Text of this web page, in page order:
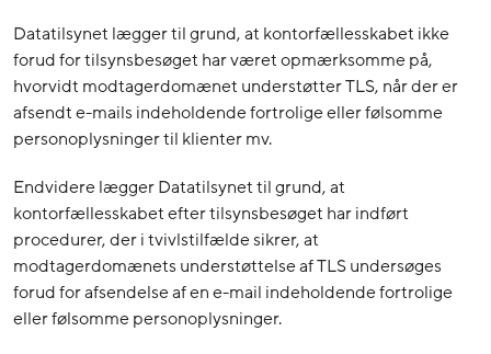
Datatilsynet lægger til grund, at kontorfællesskabet ikke
forud for tilsynsbesøget har været opmærksomme på,
hvorvidt modtagerdomænet understøtter TLS, når der er
afsendt e-mails indeholdende fortrolige eller følsomme
personoplysninger til klienter mv.
Endvidere lægger Datatilsynet til grund, at
kontorfællesskabet efter tilsynsbesøget har indført
procedurer, der i tvivlstilfælde sikrer, at
modtagerdomænets understøttelse af TLS undersøges
forud for afsendelse af en e-mail indeholdende fortrolige
eller følsomme personoplysninger.